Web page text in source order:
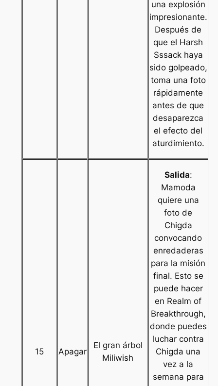
una explosión
impresionante.
Después de
que el Harsh
Sssack haya
sido golpeado,
toma una foto
rápidamente
antes de que
desaparezca
el efecto del
aturdimiento.
15 Apagar
El gran árbol
Miliwish
Salida:
Mamoda
quiere una
foto de
Chigda
convocando
enredaderas
para la misión
final. Esto se
puede hacer
en Realm of
Breakthrough,
donde puedes
luchar contra
Chigda una
vez a la
semana para